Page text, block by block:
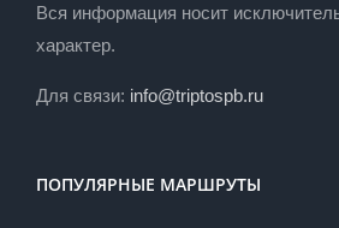
Вся информация носит
характер.
Для связи: info@triptospb.ru
ПОПУЛЯРНЫЕ МАРШРУТЫ